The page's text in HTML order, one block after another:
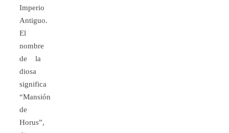
Imperio
Antiguo.
El
nombre
de la
diosa
significa
“Mansión
de
Horus”,